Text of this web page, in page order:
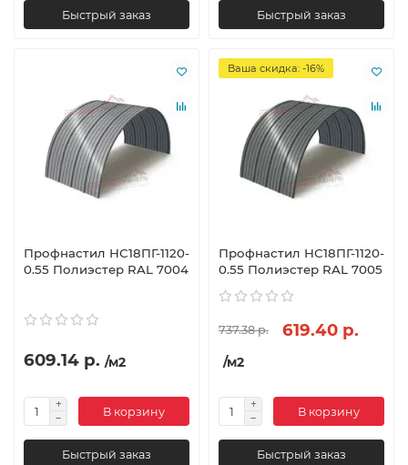
Быстрый заказ Быстрый заказ
Профнастил НС18ПГ-1120-
0.55 Полиэстер RAL 7004
609.14 р. /м2
В корзину
Быстрый заказ
Ваша скидка: -16%
Профнастил НС18ПГ-1120-
0.55 Полиэстер RAL 7005
737.38 р. 619.40 р.
/м2
В корзину
Быстрый заказ